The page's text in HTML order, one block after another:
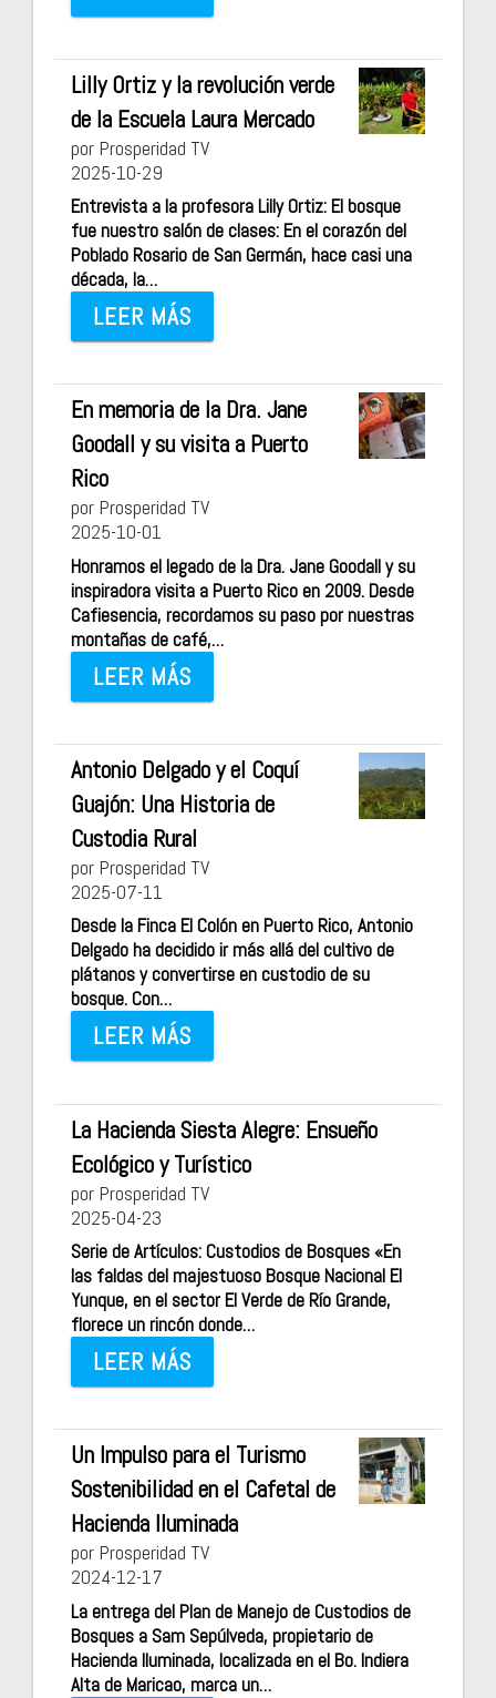
Lilly Ortiz y la revolución verde
de la Escuela Laura Mercado
por Prosperidad TV
2025-10-29
Entrevista a la profesora Lilly Ortiz: El bosque
fue nuestro salón de clases: En el corazón del
Poblado Rosario de San Germán, hace casi una
década, la…
LEER MÁS
En memoria de la Dra. Jane
Goodall y su visita a Puerto
Rico
por Prosperidad TV
2025-10-01
Honramos el legado de la Dra. Jane Goodall y su
inspiradora visita a Puerto Rico en 2009. Desde
Cafiesencia, recordamos su paso por nuestras
montañas de café,…
LEER MÁS
Antonio Delgado y el Coquí
Guajón: Una Historia de
Custodia Rural
por Prosperidad TV
2025-07-11
Desde la Finca El Colón en Puerto Rico, Antonio
Delgado ha decidido ir más allá del cultivo de
plátanos y convertirse en custodio de su
bosque. Con…
LEER MÁS
La Hacienda Siesta Alegre: Ensueño
Ecológico y Turístico
por Prosperidad TV
2025-04-23
Serie de Artículos: Custodios de Bosques «En
las faldas del majestuoso Bosque Nacional El
Yunque, en el sector El Verde de Río Grande,
florece un rincón donde…
LEER MÁS
Un Impulso para el Turismo
Sostenibilidad en el Cafetal de
Hacienda Iluminada
por Prosperidad TV
2024-12-17
La entrega del Plan de Manejo de Custodios de
Bosques a Sam Sepúlveda, propietario de
Hacienda Iluminada, localizada en el Bo. Indiera
Alta de Maricao, marca un…